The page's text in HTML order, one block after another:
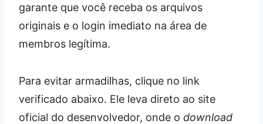
garante que você receba os arquivos
originais e o login imediato na área de
membros legítima.
Para evitar armadilhas, clique no link
verificado abaixo. Ele leva direto ao site
oficial do desenvolvedor, onde o download